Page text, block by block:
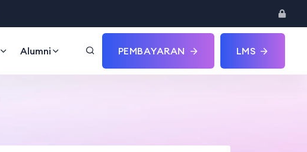
Alumni PEMBAYARAN LMS